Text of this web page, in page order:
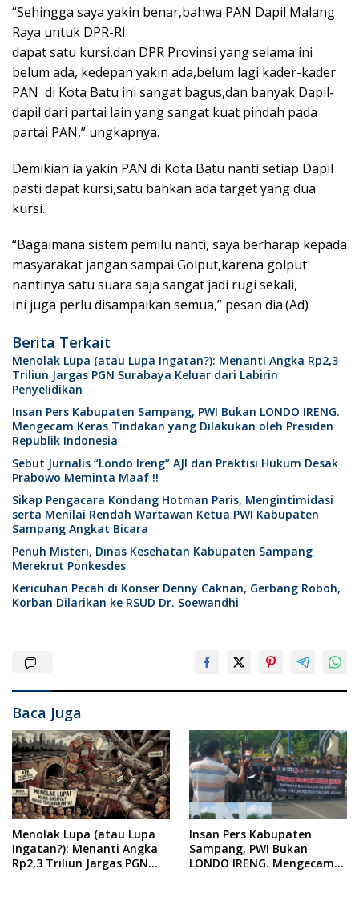
“Sehingga saya yakin benar,bahwa PAN Dapil Malang
Raya untuk DPR-RI
dapat satu kursi,dan DPR Provinsi yang selama ini
belum ada, kedepan yakin ada,belum lagi kader-kader
PAN di Kota Batu ini sangat bagus,dan banyak Dapil-
dapil dari partai lain yang sangat kuat pindah pada
partai PAN,” ungkapnya.
Demikian ia yakin PAN di Kota Batu nanti setiap Dapil
pasti dapat kursi,satu bahkan ada target yang dua
kursi.
“Bagaimana sistem pemilu nanti, saya berharap kepada
masyarakat jangan sampai Golput,karena golput
nantinya satu suara saja sangat jadi rugi sekali,
ini juga perlu disampaikan semua,” pesan dia.(Ad)
Berita Terkait
Menolak Lupa (atau Lupa Ingatan?): Menanti Angka Rp2,3
Triliun Jargas PGN Surabaya Keluar dari Labirin
Penyelidikan
Insan Pers Kabupaten Sampang, PWI Bukan LONDO IRENG.
Mengecam Keras Tindakan yang Dilakukan oleh Presiden
Republik Indonesia
Sebut Jurnalis “Londo Ireng” AJI dan Praktisi Hukum Desak
Prabowo Meminta Maaf !!
Sikap Pengacara Kondang Hotman Paris, Mengintimidasi
serta Menilai Rendah Wartawan Ketua PWI Kabupaten
Sampang Angkat Bicara
Penuh Misteri, Dinas Kesehatan Kabupaten Sampang
Merekrut Ponkesdes
Kericuhan Pecah di Konser Denny Caknan, Gerbang Roboh,
Korban Dilarikan ke RSUD Dr. Soewandhi
Baca Juga
Menolak Lupa (atau Lupa
Ingatan?): Menanti Angka
Rp2,3 Triliun Jargas PGN
Insan Pers Kabupaten
Sampang, PWI Bukan
LONDO IRENG. Mengecam